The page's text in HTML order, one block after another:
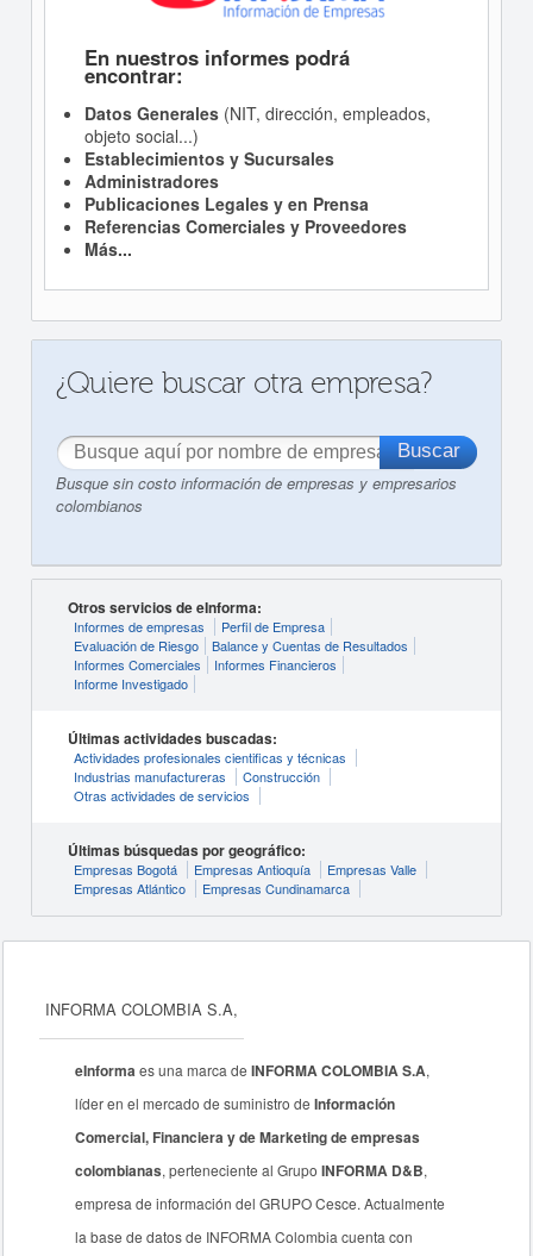
En nuestros informes podrá
encontrar:
Datos Generales(NIT, dirección, empleados,
objeto social...)
Establecimientos y Sucursales
Administradores
Publicaciones Legales y en Prensa
Referencias Comerciales y Proveedores
Más...
¿Quiere buscar otra empresa?
Busque sin costo información de empresas y empresarios
colombianos
Otros servicios de eInforma:
Informes de empresas
Perfil de Empresa
Evaluación de Riesgo
Balance y Cuentas de Resultados
Informes Comerciales
Informes Financieros
Informe Investigado
Últimas actividades buscadas:
Actividades profesionales cientificas y técnicas
Industrias manufactureras
Construcción
Otras actividades de servicios
Últimas búsquedas por geográfico:
Empresas Bogotá Empresas Antioquía
Empresas Valle
Empresas Atlántico
Empresas Cundinamarca
INFORMA COLOMBIA S.A,
eInformaes una marca deINFORMA COLOMBIA S.A,
líder en el mercado de suministro deInformación
Comercial, Financiera y de Marketing de empresas
colombianas, perteneciente al GrupoINFORMA D&B,
empresa de información del GRUPO Cesce. Actualmente
la base de datos de INFORMA Colombia cuenta con